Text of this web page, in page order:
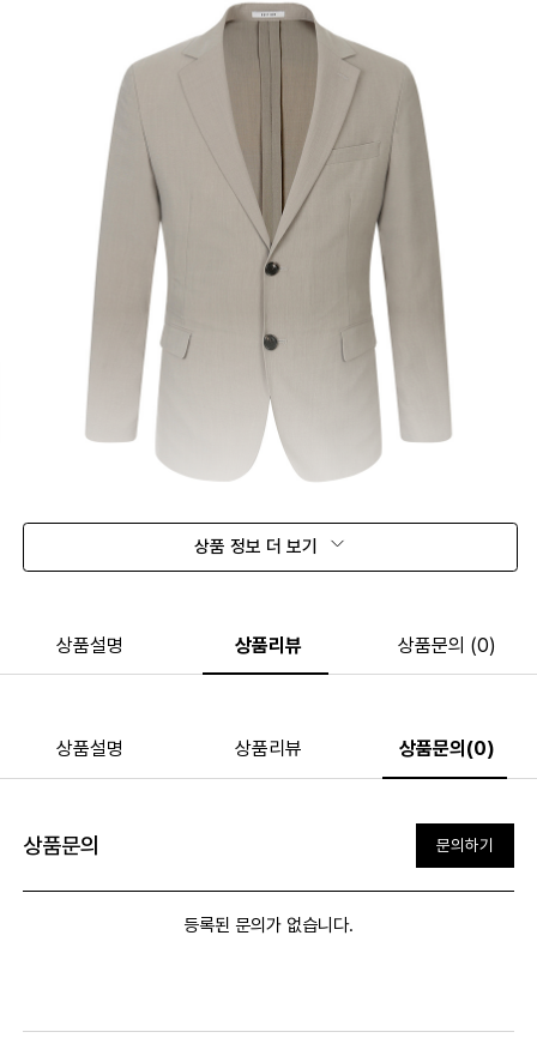
상품 정보 더 보기
상품설명 상품리뷰 상품문의 (0)
상품설명 상품리뷰 상품문의(0)
상품문의 문의하기
등록된 문의가 없습니다.